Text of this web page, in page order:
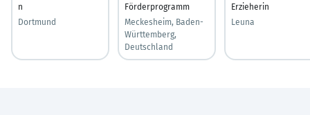
n
Dortmund
Förderprogramm
Meckesheim, Baden-
Württemberg,
Deutschland
Erzieherin
Leuna